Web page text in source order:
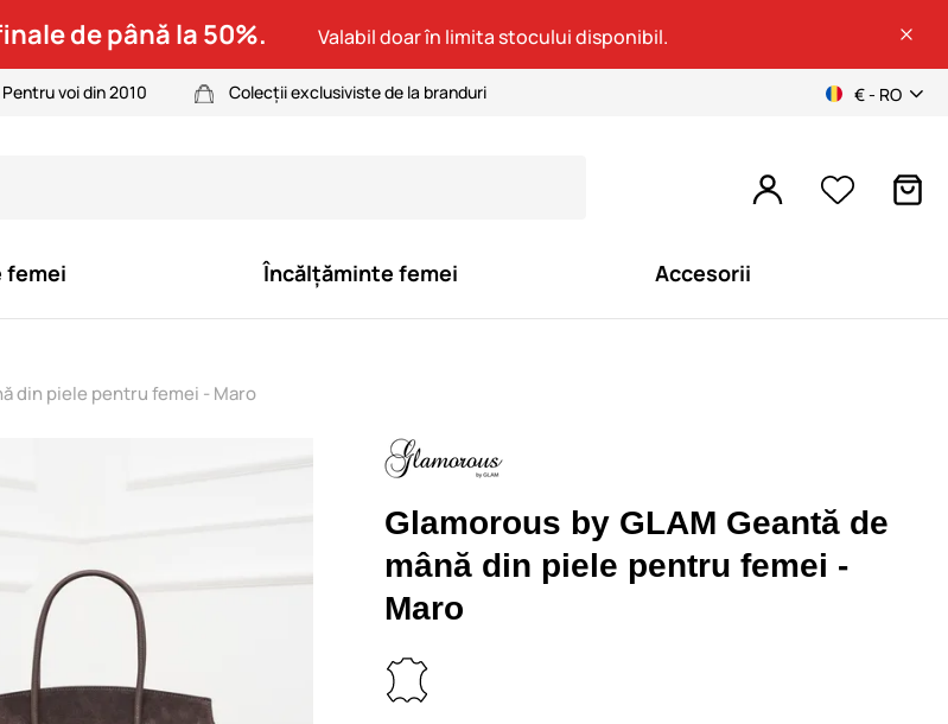
de până la 50%. Valabil doar în limita stocului disponibil.
Pentru voi din 2010 Colecții exclusiviste de la branduri € - RO
femei Încălțăminte femei Accesorii
din piele pentru femei - Maro
Glamorous by GLAM Geantă de
mână din piele pentru femei -
Maro